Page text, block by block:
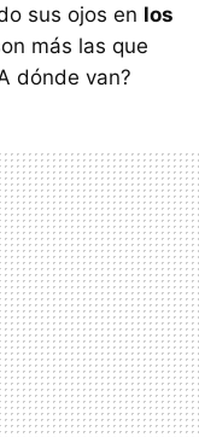
sus ojos en los
más las que
dónde van?